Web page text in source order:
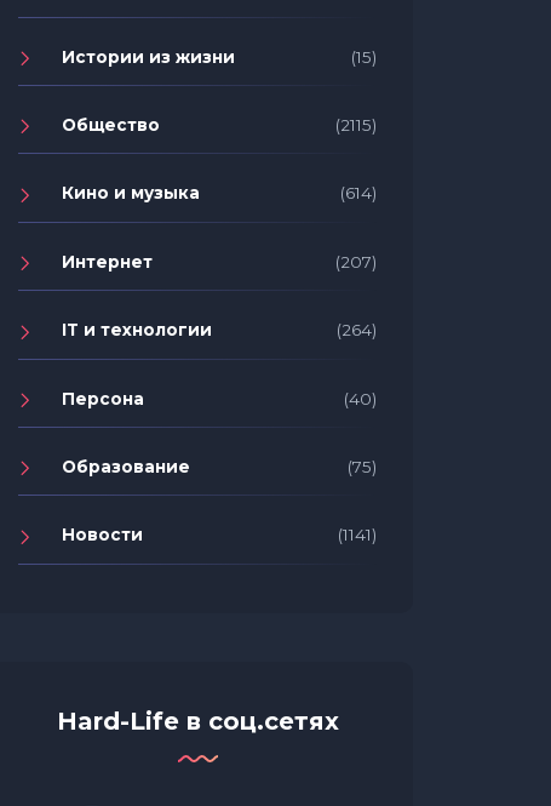
Истории из жизни (15)
Общество (2115)
Кино и музыка (614)
Интернет (207)
IT и технологии (264)
Персона (40)
Образование (75)
Новости (1141)
Hard-Life в соц.сетях